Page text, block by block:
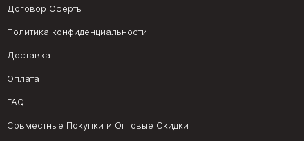
Договор Оферты
Политика конфиденциальности
Доставка
Оплата
FAQ
Совместные Покупки и Оптовые Скидки